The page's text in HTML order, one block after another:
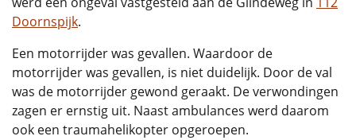
Doornspijk.
Een motorrijder was gevallen. Waardoor de
motorrijder was gevallen, is niet duidelijk. Door de val
was de motorrijder gewond geraakt. De verwondingen
zagen er ernstig uit. Naast ambulances werd daarom
ook een traumahelikopter opgeroepen.